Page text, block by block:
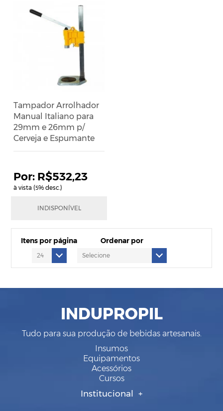
Tampador Arrolhador
Manual Italiano para
29mm e 26mm p/
Cerveja e Espumante
R$532,23
à vista (5% desc.)
12xdeR$59,14
INDISPONÍVEL
Itens por página Ordenar por
INDUPROPIL
Tudo para sua produção de bebidas artesanais.
Insumos
Equipamentos
Acessórios
Cursos
Institucional